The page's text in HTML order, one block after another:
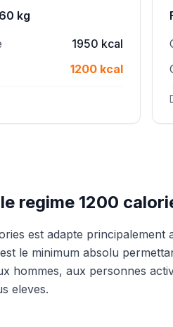
kg
1950 kcal
1200 kcal
regime 1200
est adapte principalement
le minimum absolu
hommes, aux personnes
eleves.